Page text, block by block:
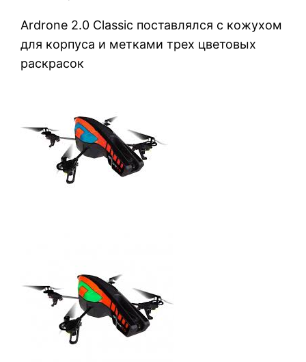
Ardrone 2.0 Classic поставлялся с кожухом
для корпуса и метками трех цветовых
раскрасок